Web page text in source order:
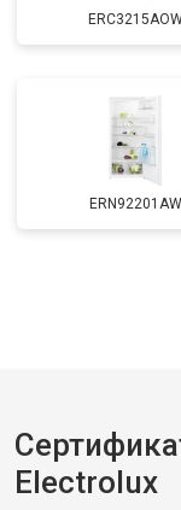
ERN92201AW
Electrolux